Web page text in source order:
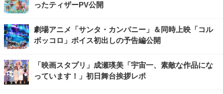
ったティザーPV公開
劇場アニメ「サンタ・カンパニー」＆同時上映「コル
ボッコロ」ボイス初出しの予告編公開
「映画スタプリ」成瀬瑛美「宇宙一、素敵な作品にな
っています！」初日舞台挨拶レポ